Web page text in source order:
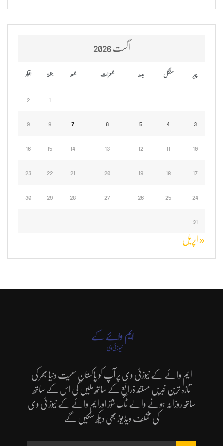
اگست 2026
پیر منگل بدھ جمعرات جمعہ ہفتہ اتوار
1
2
3
4
5
6
7
8
9
10
11
12
13
14
15
16
17
18
19
20
21
22
23
24
25
26
27
28
29
30
31
« اپریل
ایم وائے کے نیوزٹی وی پر آپ کو پاکستان سمیت دنیا بھر کی
تازہ ترین خبریں مستند ذرائع کے ساتھ ملیں گی اس کے ساتھ
ساتھ روزانہ ہونے والے ٹاک شوز اورایم وائے کے نیوز ٹی وی
کی مختلف ویڈیوز بھی دیکھ سکیں گے